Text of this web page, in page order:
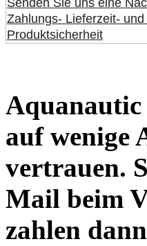
Zahlungs- Lieferzeit-
Produktsicherheit
auf wenige
vertrauen.
Mail beim
zahlen